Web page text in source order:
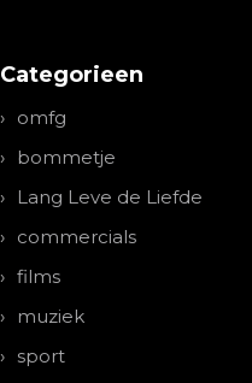
Categorieen
omfg
bommetje
Lang Leve de Liefde
commercials
films
muziek
sport